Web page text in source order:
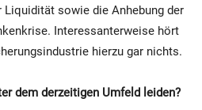
Liquidität sowie die Anhebung der
Interessanterweise hört
hierzu gar nichts.
dem derzeitigen Umfeld leiden?